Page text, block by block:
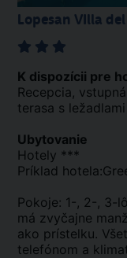
Lopesan VIlla
K dispozícii pre
Recepcia,
terasa s
Ubytovanie
Hotely ***
Príklad
Pokoje: 1-, 2-, 3-
má zvyčajne
ako prístelku.
telefónom a